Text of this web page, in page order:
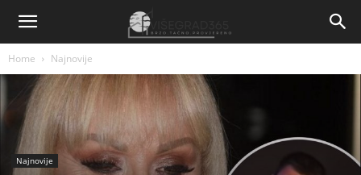
Home Najnovije
Najnovije